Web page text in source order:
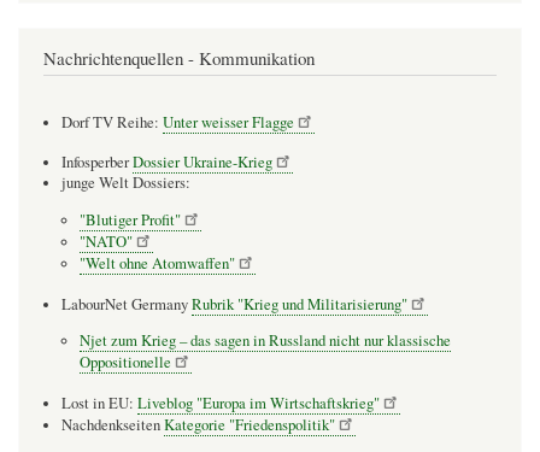
Nachrichtenquellen - Kommunikation
Dorf TV Reihe: Unter weisser Flagge
InfosperberDossier Ukraine-Krieg
junge Welt Dossiers:
"Blutiger Profit"
"NATO"
"Welt ohne Atomwaffen"
LabourNet GermanyRubrik "Krieg und Militarisierung"
Njet zum Krieg – das sagen in Russland nicht nur klassische
Oppositionelle
Lost in EU: Liveblog "Europa im Wirtschaftskrieg"
NachdenkseitenKategorie "Friedenspolitik"